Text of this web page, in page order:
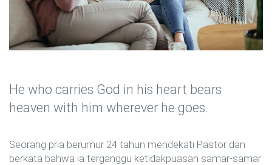
He who carries God in his heart bears
heaven with him wherever he goes.
Seorang pria berumur 24 tahun mendekati Pastor dan
berkata bahwa ia terganggu ketidakpuasan samar-samar